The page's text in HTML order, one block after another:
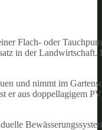
Flach- oder
in der
und nimmt im
er aus doppellagigem